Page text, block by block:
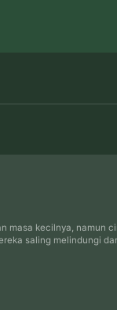
masa kecilnya, namun
saling melindungi